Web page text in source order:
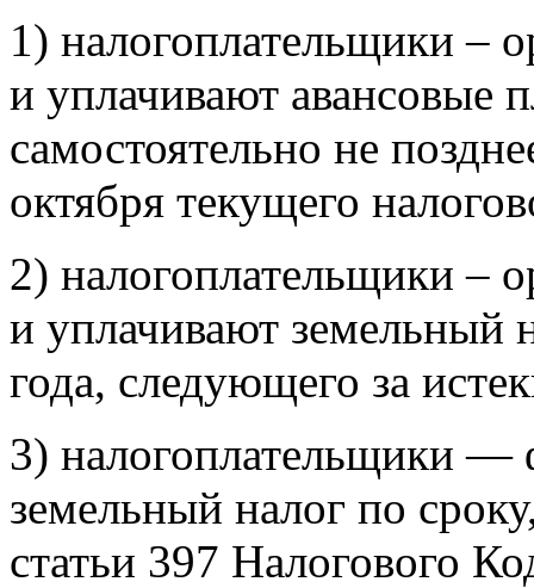
1) налогоплательщики –
и уплачивают авансовые
самостоятельно не
октября текущего
2) налогоплательщики –
и уплачивают земельный
года, следующего за
3) налогоплательщики —
земельный налог по
статьи 397 Налогового